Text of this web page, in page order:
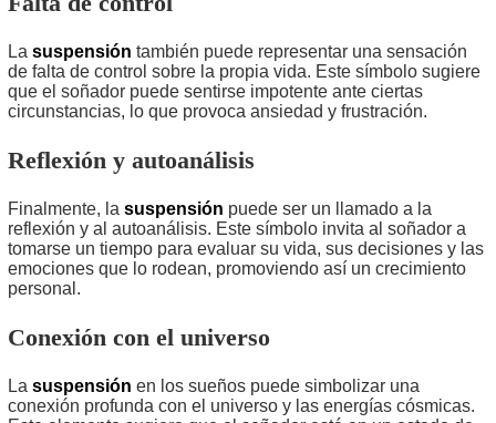
La suspensión también puede representar una sensación
de falta de control sobre la propia vida. Este símbolo sugiere
que el soñador puede sentirse impotente ante ciertas
circunstancias, lo que provoca ansiedad y frustración.
Reflexión y autoanálisis
Finalmente, la suspensión puede ser un llamado a la
reflexión y al autoanálisis. Este símbolo invita al soñador a
tomarse un tiempo para evaluar su vida, sus decisiones y las
emociones que lo rodean, promoviendo así un crecimiento
personal.
Conexión con el universo
La suspensión en los sueños puede simbolizar una
conexión profunda con el universo y las energías cósmicas.